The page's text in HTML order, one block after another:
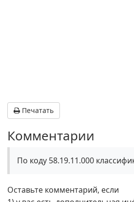
Печатать
Комментарии
По коду 58.19.11.000
Оставьте комментарий, если